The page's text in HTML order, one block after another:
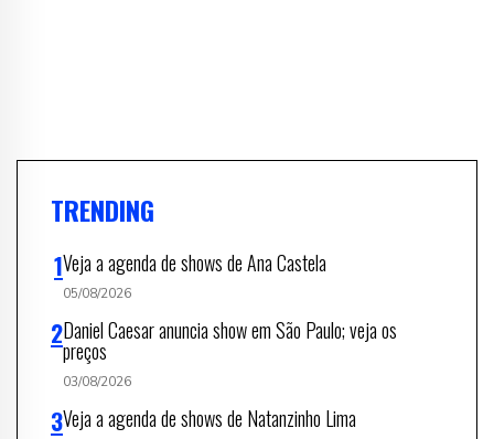
TRENDING
Veja a agenda de shows de Ana Castela
05/08/2026
Daniel Caesar anuncia show em São Paulo; veja os
preços
03/08/2026
Veja a agenda de shows de Natanzinho Lima